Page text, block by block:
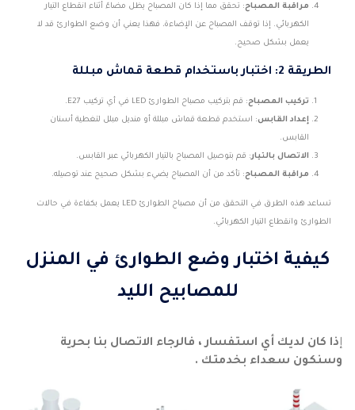
مراقبة المصباح: تحقق مما إذا كان المصباح يظل مضاءً أثناء انقطاع التيار
الكهربائي. إذا توقف المصباح عن الإضاءة، فهذا يعني أن وضع الطوارئ قد لا
يعمل بشكل صحيح.
الطريقة 2: اختبار باستخدام قطعة قماش مبللة
تركيب المصباح: قم بتركيب مصباح الطوارئ LED في أي تركيب E27.
إعداد القابس: استخدم قطعة قماش مبللة أو منديل مبلل لتغطية أسنان
القابس.
الاتصال بالتيار: قم بتوصيل المصباح بالتيار الكهربائي عبر القابس.
مراقبة المصباح: تأكد من أن المصباح يضيء بشكل صحيح عند توصيله.
تساعد هذه الطرق في التحقق من أن مصباح الطوارئ LED يعمل بكفاءة في حالات
الطوارئ وانقطاع التيار الكهربائي.
كيفية اختبار وضع الطوارئ في المنزل
للمصابيح الليد
إذا كان لديك أي استفسار ، فالرجاء الاتصال بنا بحرية
وسنكون سعداء بخدمتك .